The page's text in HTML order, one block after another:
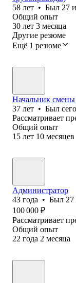
58 лет • Был 27
Общий опыт
30 лет 3 месяца
Другие резюме
Ещё 1 резюме
Начальник смены
37 лет • Был
Рассматривает
Общий опыт
15 лет 10 месяцев
Администратор
43 года • Был
100 000 ₽
Рассматривает
Общий опыт
22 года 2 месяца